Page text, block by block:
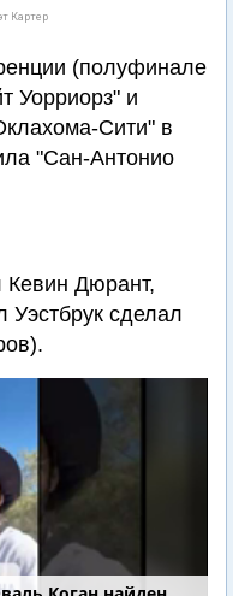
Картер
(полуфинале
Уорриорз" и
Сити" в
"Сан-Антонио
Кевин Дюрант,
Уэстбрук сделал